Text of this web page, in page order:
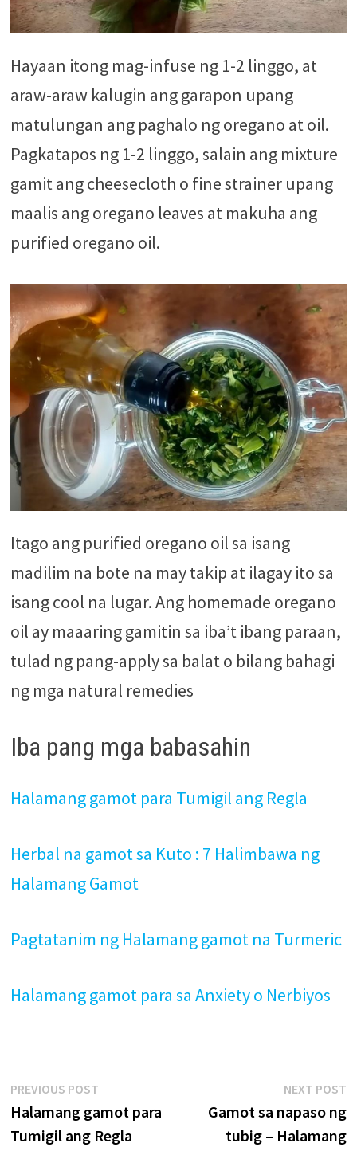
Hayaan itong mag-infuse ng 1-2 linggo, at
araw-araw kalugin ang garapon upang
matulungan ang paghalo ng oregano at oil.
Pagkatapos ng 1-2 linggo, salain ang mixture
gamit ang cheesecloth o fine strainer upang
maalis ang oregano leaves at makuha ang
purified oregano oil.
Itago ang purified oregano oil sa isang
madilim na bote na may takip at ilagay ito sa
isang cool na lugar. Ang homemade oregano
oil ay maaaring gamitin sa iba’t ibang paraan,
tulad ng pang-apply sa balat o bilang bahagi
ng mga natural remedies
Iba pang mga babasahin
Halamang gamot para Tumigil ang Regla
Herbal na gamot sa Kuto : 7 Halimbawa ng
Halamang Gamot
Pagtatanim ng Halamang gamot na Turmeric
Halamang gamot para sa Anxiety o Nerbiyos
Post
navigation
PREVIOUS POSTPrevious
post:
Halamang gamot para
Tumigil ang Regla
NEXT POST
Gamot sa napaso ng
tubig – Halamang